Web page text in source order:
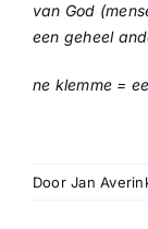
van God
een geheel
ne klemme =
DoorJan